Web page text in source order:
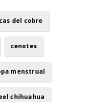
del cobre
cenotes
menstrual
chihuahua